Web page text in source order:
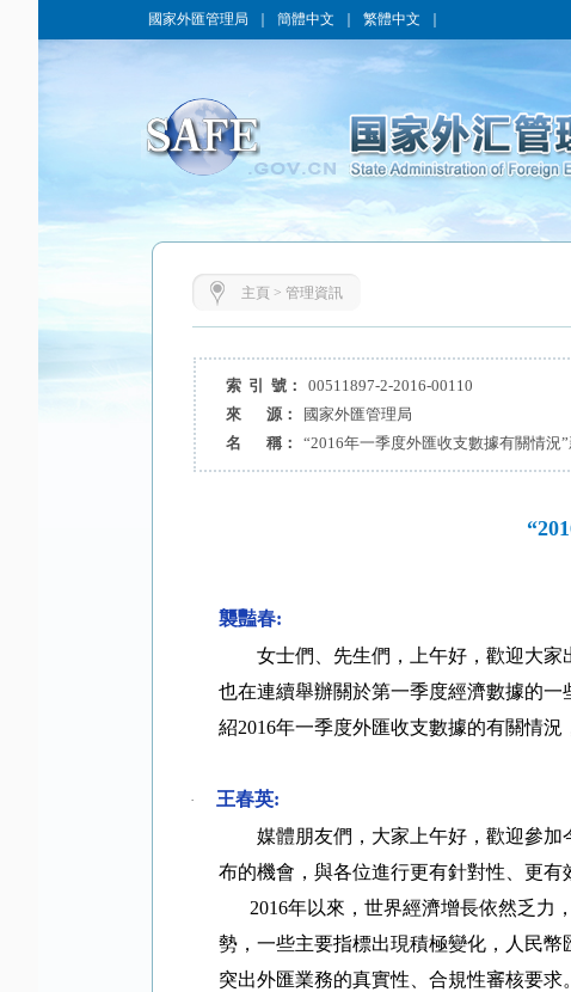
國家外匯管理局 簡體中文 繁體中文
主頁 > 管理資訊
索 引 號： 00511897-2-2016-00110
來 源：
國家外匯管理局
名 稱：
“2016年一季度外匯收支數據有關情況
襲豔春:
女士們、先生們，上午好，歡迎大
也在連續舉辦關於第一季度經濟數據的
紹2016年一季度外匯收支數據的有關情況
· 王春英:
媒體朋友們，大家上午好，歡迎參
布的機會，與各位進行更有針對性、更有
2016年以來，世界經濟增長依然乏力
勢，一些主要指標出現積極變化，人民
突出外匯業務的真實性、合規性審核要求